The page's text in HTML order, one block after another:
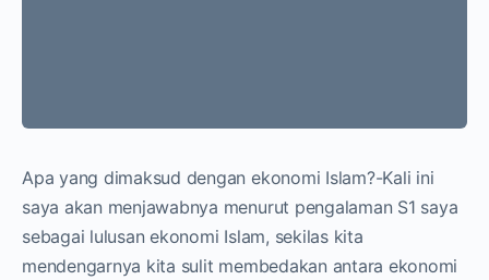
Apa yang dimaksud dengan ekonomi Islam?-Kali ini
saya akan menjawabnya menurut pengalaman S1 saya
sebagai lulusan ekonomi Islam, sekilas kita
mendengarnya kita sulit membedakan antara ekonomi